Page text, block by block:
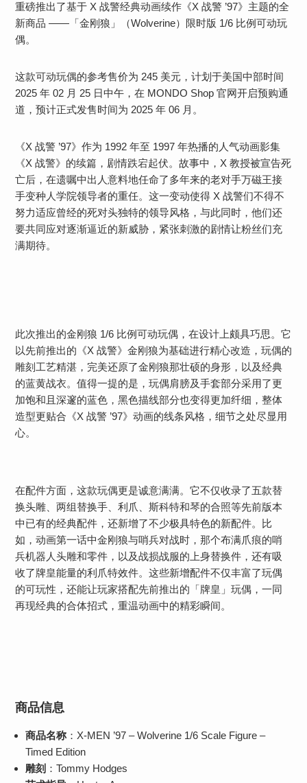
重磅推出了基于 X 战警经典动画续作《X 战警 ’97》主题的全
新商品 ——「金刚狼」（Wolverine）限时版 1/6 比例可动玩
偶。
这款可动玩偶的参考售价为 245 美元，计划于美国中部时间
2025 年 02 月 25 日中午，在 MONDO Shop 官网开启预购通
道，预计正式发售时间为 2025 年 06 月。
《X 战警 ’97》作为 1992 年至 1997 年热播的人气动画影集
《X 战警》的续篇，剧情跌宕起伏。故事中，X 教授被宣告死
亡后，在遗嘱中出人意料地任命了多年来的老对手万磁王接
手变种人学院领导者的重任。这一变动使得 X 战警们不得不
努力适应曾经的死对头独特的领导风格，与此同时，他们还
要共同应对逐渐逼近的新威胁，紧张刺激的剧情让粉丝们充
满期待。
此次推出的金刚狼 1/6 比例可动玩偶，在设计上颇具巧思。它
以先前推出的《X 战警》金刚狼为基础进行精心改造，玩偶的
雕刻工艺精湛，完美还原了金刚狼那壮硕的身形，以及经典
的蓝黄战衣。值得一提的是，玩偶肩膀及手套部分采用了更
加饱和且深邃的蓝色，黑色描线部分也变得更加纤细，整体
造型更贴合《X 战警 ’97》动画的线条风格，细节之处尽显用
心。
在配件方面，这款玩偶更是诚意满满。它不仅收录了五款替
换头雕、两组替换手、利爪、斯科特和琴的合照等先前版本
中已有的经典配件，还新增了不少极具特色的新配件。比
如，动画第一话中金刚狼与哨兵对战时，那个布满爪痕的哨
兵机器人头雕和零件，以及战损战服的上身替换件，还有吸
收了牌皇能量的利爪特效件。这些新增配件不仅丰富了玩偶
的可玩性，还能让玩家搭配先前推出的「牌皇」玩偶，一同
再现经典的合体招式，重温动画中的精彩瞬间。
商品信息
商品名称：X-MEN ’97 – Wolverine 1/6 Scale Figure –
Timed Edition
雕刻 ：Tommy Hodges